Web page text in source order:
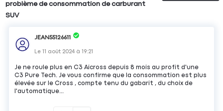
problème de consommation de carburant
SUV
JEAN55126611
Le11 août 2024 à19:21
Je ne roule plus en C3 Aicross depuis 8 mois au profit d'une
C3 Pure Tech. Je vous confirme que la consommation est plus
élevée sur le Cross , compte tenu du gabarit , du choix de
l'automatique...